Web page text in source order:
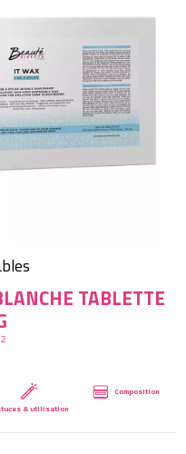
TABLETTE
& utilisation
Composition